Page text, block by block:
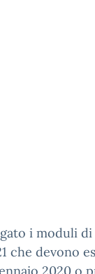
i moduli di
che devono